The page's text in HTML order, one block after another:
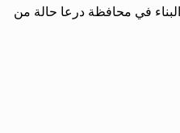
في محافظة درعا حالة من